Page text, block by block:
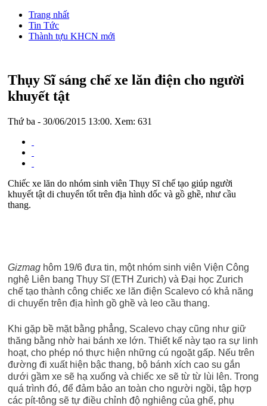
Trang nhất
Tin Tức
Thành tựu KHCN mới
Thụy Sĩ sáng chế xe lăn điện cho người
khuyết tật
Thứ ba - 30/06/2015 13:00. Xem: 631
Chiếc xe lăn do nhóm sinh viên Thụy Sĩ chế tạo giúp người
khuyết tật di chuyển tốt trên địa hình dốc và gồ ghề, như cầu
thang.
Gizmag hôm 19/6 đưa tin, một nhóm sinh viên Viện Công
nghệ Liên bang Thụy Sĩ (ETH Zurich) và Đại học Zurich
chế tạo thành công chiếc xe lăn điện Scalevo có khả năng
di chuyển trên địa hình gồ ghề và leo cầu thang.
Khi gặp bề mặt bằng phẳng, Scalevo chạy cũng như giữ
thăng bằng nhờ hai bánh xe lớn. Thiết kế này tạo ra sự linh
hoạt, cho phép nó thực hiện những cú ngoặt gấp. Nếu trên
đường đi xuất hiện bậc thang, bộ bánh xích cao su gắn
dưới gầm xe sẽ hạ xuống và chiếc xe sẽ từ từ lùi lên. Trong
quá trình đó, để đảm bảo an toàn cho người ngồi, tập hợp
các pít-tông sẽ tự điều chỉnh độ nghiêng của ghế, phụ